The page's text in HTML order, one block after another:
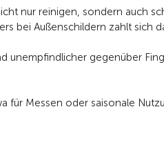
nur reinigen, sondern auch
bei Außenschildern zahlt sich
unempfindlicher gegenüber
für Messen oder saisonale